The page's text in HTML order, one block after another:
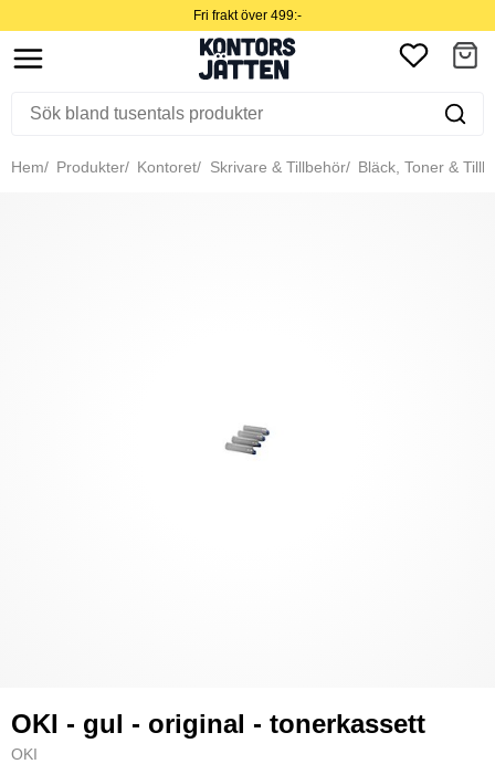
Fri frakt över 499:-
Hem Produkter Kontoret Skrivare & Tillbehör Bläck, Toner &
OKI - gul - original - tonerkassett
OKI